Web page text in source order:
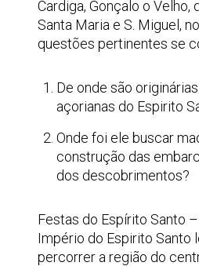
Cardiga, Gonçalo o Velho,
Santa Maria e S. Miguel,
questões pertinentes se
De onde são
açorianas do Espirito
Onde foi ele buscar
construção das
dos descobrimentos?
Festas do Espírito Santo
Império do Espirito Santo
percorrer a região do